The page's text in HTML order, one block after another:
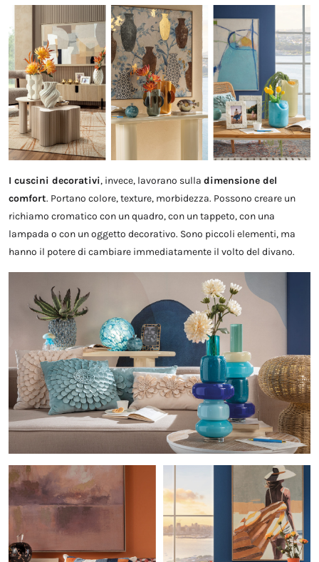
I cuscini decorativi, invece, lavorano sulla dimensione del
comfort. Portano colore, texture, morbidezza. Possono creare un
richiamo cromatico con un quadro, con un tappeto, con una
lampada o con un oggetto decorativo. Sono piccoli elementi, ma
hanno il potere di cambiare immediatamente il volto del divano.